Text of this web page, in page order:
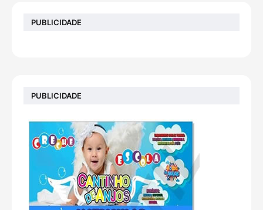
PUBLICIDADE
PUBLICIDADE